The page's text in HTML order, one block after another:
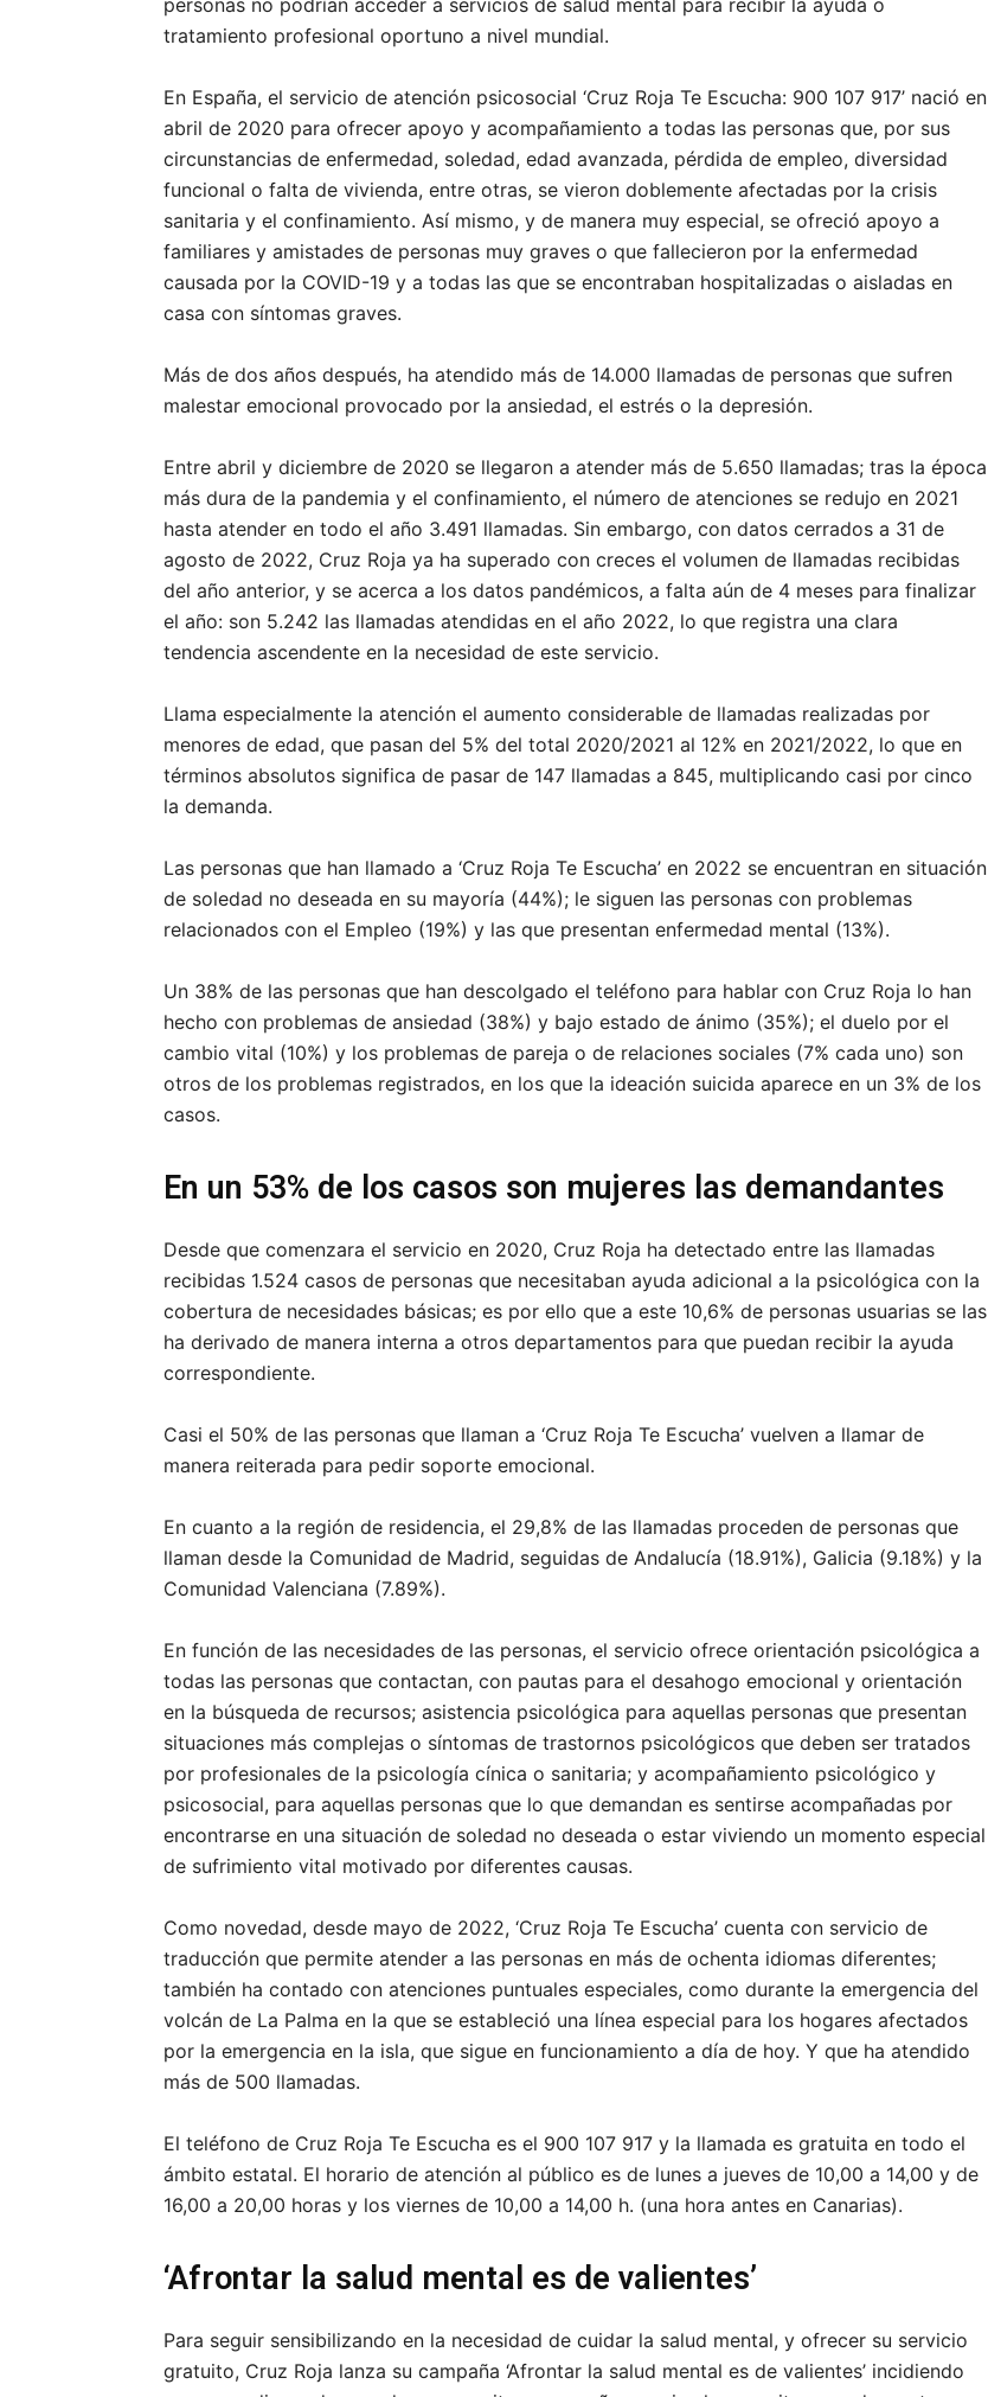
personas no podrían acceder a servicios de salud mental para recibir la ayuda o
tratamiento profesional oportuno a nivel mundial.
En España, el servicio de atención psicosocial ‘Cruz Roja Te Escucha: 900 107 917’ nació en
abril de 2020 para ofrecer apoyo y acompañamiento a todas las personas que, por sus
circunstancias de enfermedad, soledad, edad avanzada, pérdida de empleo, diversidad
funcional o falta de vivienda, entre otras, se vieron doblemente afectadas por la crisis
sanitaria y el confinamiento. Así mismo, y de manera muy especial, se ofreció apoyo a
familiares y amistades de personas muy graves o que fallecieron por la enfermedad
causada por la COVID-19 y a todas las que se encontraban hospitalizadas o aisladas en
casa con síntomas graves.
Más de dos años después, ha atendido más de 14.000 llamadas de personas que sufren
malestar emocional provocado por la ansiedad, el estrés o la depresión.
Entre abril y diciembre de 2020 se llegaron a atender más de 5.650 llamadas; tras la época
más dura de la pandemia y el confinamiento, el número de atenciones se redujo en 2021
hasta atender en todo el año 3.491 llamadas. Sin embargo, con datos cerrados a 31 de
agosto de 2022, Cruz Roja ya ha superado con creces el volumen de llamadas recibidas
del año anterior, y se acerca a los datos pandémicos, a falta aún de 4 meses para finalizar
el año: son 5.242 las llamadas atendidas en el año 2022, lo que registra una clara
tendencia ascendente en la necesidad de este servicio.
Llama especialmente la atención el aumento considerable de llamadas realizadas por
menores de edad, que pasan del 5% del total 2020/2021 al 12% en 2021/2022, lo que en
términos absolutos significa de pasar de 147 llamadas a 845, multiplicando casi por cinco
la demanda.
Las personas que han llamado a ‘Cruz Roja Te Escucha’ en 2022 se encuentran en situación
de soledad no deseada en su mayoría (44%); le siguen las personas con problemas
relacionados con el Empleo (19%) y las que presentan enfermedad mental (13%).
Un 38% de las personas que han descolgado el teléfono para hablar con Cruz Roja lo han
hecho con problemas de ansiedad (38%) y bajo estado de ánimo (35%); el duelo por el
cambio vital (10%) y los problemas de pareja o de relaciones sociales (7% cada uno) son
otros de los problemas registrados, en los que la ideación suicida aparece en un 3% de los
casos.
En un 53% de los casos son mujeres las demandantes
Desde que comenzara el servicio en 2020, Cruz Roja ha detectado entre las llamadas
recibidas 1.524 casos de personas que necesitaban ayuda adicional a la psicológica con la
cobertura de necesidades básicas; es por ello que a este 10,6% de personas usuarias se las
ha derivado de manera interna a otros departamentos para que puedan recibir la ayuda
correspondiente.
Casi el 50% de las personas que llaman a ‘Cruz Roja Te Escucha’ vuelven a llamar de
manera reiterada para pedir soporte emocional.
En cuanto a la región de residencia, el 29,8% de las llamadas proceden de personas que
llaman desde la Comunidad de Madrid, seguidas de Andalucía (18.91%), Galicia (9.18%) y la
Comunidad Valenciana (7.89%).
En función de las necesidades de las personas, el servicio ofrece orientación psicológica a
todas las personas que contactan, con pautas para el desahogo emocional y orientación
en la búsqueda de recursos; asistencia psicológica para aquellas personas que presentan
situaciones más complejas o síntomas de trastornos psicológicos que deben ser tratados
por profesionales de la psicología cínica o sanitaria; y acompañamiento psicológico y
psicosocial, para aquellas personas que lo que demandan es sentirse acompañadas por
encontrarse en una situación de soledad no deseada o estar viviendo un momento especial
de sufrimiento vital motivado por diferentes causas.
Como novedad, desde mayo de 2022, ‘Cruz Roja Te Escucha’ cuenta con servicio de
traducción que permite atender a las personas en más de ochenta idiomas diferentes;
también ha contado con atenciones puntuales especiales, como durante la emergencia del
volcán de La Palma en la que se estableció una línea especial para los hogares afectados
por la emergencia en la isla, que sigue en funcionamiento a día de hoy. Y que ha atendido
más de 500 llamadas.
El teléfono de Cruz Roja Te Escucha es el 900 107 917 y la llamada es gratuita en todo el
ámbito estatal. El horario de atención al público es de lunes a jueves de 10,00 a 14,00 y de
16,00 a 20,00 horas y los viernes de 10,00 a 14,00 h. (una hora antes en Canarias).
‘Afrontar la salud mental es de valientes’
Para seguir sensibilizando en la necesidad de cuidar la salud mental, y ofrecer su servicio
gratuito, Cruz Roja lanza su campaña ‘Afrontar la salud mental es de valientes’ incidiendo